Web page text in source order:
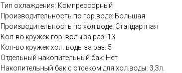
Тип охлаждения: Компрессорный
Производительность по гор.воде: Большая
Производительность по хол.воде: Стандартная
Кол-во кружек гор. воды за раз: 13
Кол-во кружек хол. воды за раз: 5
Отдельный накопительный бак: Нет
Накопительный бак с отсеком для хол.воды: 3,3л.